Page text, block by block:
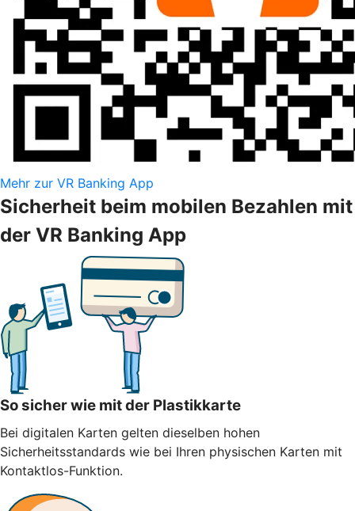
Mehr zur VR Banking App
Sicherheit beim mobilen Bezahlen mit
der VR Banking App
So sicher wie mit der Plastikkarte
Bei digitalen Karten gelten dieselben hohen
Sicherheitsstandards wie bei Ihren physischen Karten mit
Kontaktlos-Funktion.